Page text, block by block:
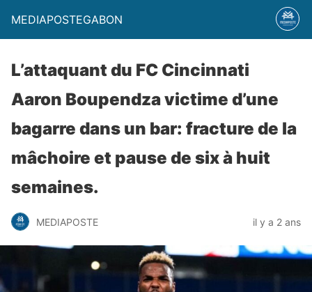
MEDIAPOSTEGABON
L’attaquant du FC Cincinnati
Aaron Boupendza victime d’une
bagarre dans un bar: fracture de la
mâchoire et pause de six à huit
semaines.
MEDIAPOSTE il y a 2 ans